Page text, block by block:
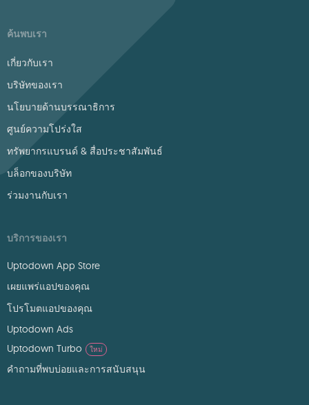
ค้นพบเรา
เกี่ยวกับเรา
บริษัทของเรา
นโยบายด้านบรรณาธิการ
ศูนย์ความโปร่งใส
ทรัพยากรแบรนด์ & สื่อประชาสัมพันธ์
บล็อกของบริษัท
ร่วมงานกับเรา
บริการของเรา
Uptodown App Store
เผยแพร่แอปของคุณ
โปรโมตแอปของคุณ
Uptodown Ads
Uptodown Turbo
ใหม่
คำถามที่พบบ่อยและการสนับสนุน